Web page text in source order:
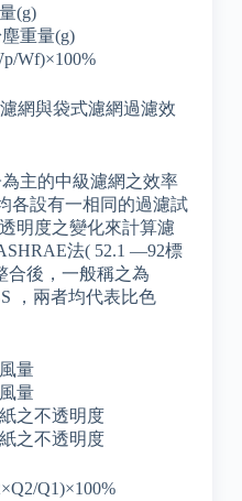
(g)
重量(g)
Wf)×100%
網與袋式濾網過濾效
主的中級濾網之效率
各設有一相同的過濾試
明度之變化來計算濾
法( 52.1 —92標
合後，一般稱之為
，兩者均代表比色
量
量
之不透明度
之不透明度
Q1)×100%